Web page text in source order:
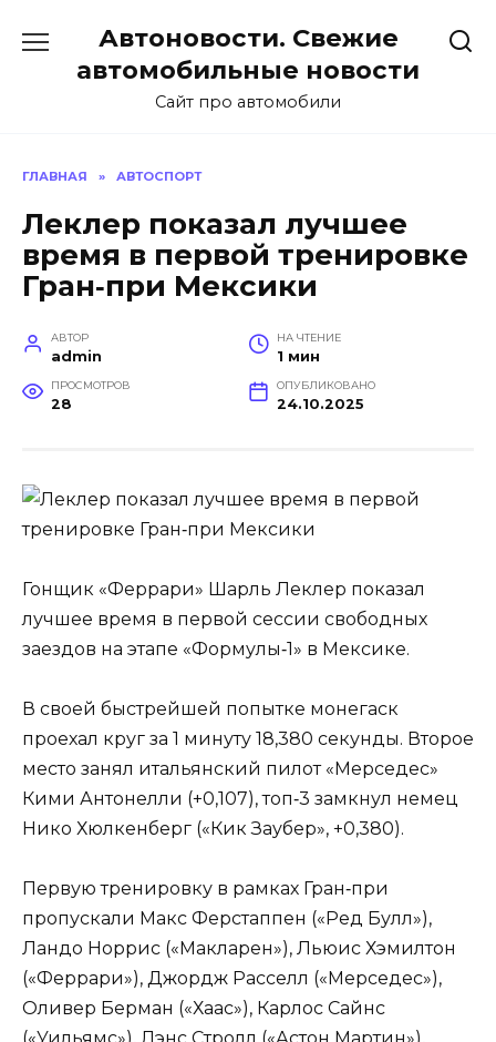
содержанию
Автоновости. Свежие
автомобильные новости
Сайт про автомобили
ГЛАВНАЯ » АВТОСПОРТ
Леклер показал лучшее
время в первой тренировке
Гран‑при Мексики
АВТОР
admin
НА ЧТЕНИЕ
1 мин
ПРОСМОТРОВ
28
ОПУБЛИКОВАНО
24.10.2025
Гонщик «Феррари» Шарль Леклер показал
лучшее время в первой сессии свободных
заездов на этапе «Формулы‑1» в Мексике.
В своей быстрейшей попытке монегаск
проехал круг за 1 минуту 18,380 секунды. Второе
место занял итальянский пилот «Мерседес»
Кими Антонелли (+0,107), топ‑3 замкнул немец
Нико Хюлкенберг («Кик Заубер», +0,380).
Первую тренировку в рамках Гран‑при
пропускали Макс Ферстаппен («Ред Булл»),
Ландо Норрис («Макларен»), Льюис Хэмилтон
(«Феррари»), Джордж Расселл («Мерседес»),
Оливер Берман («Хаас»), Карлос Сайнс